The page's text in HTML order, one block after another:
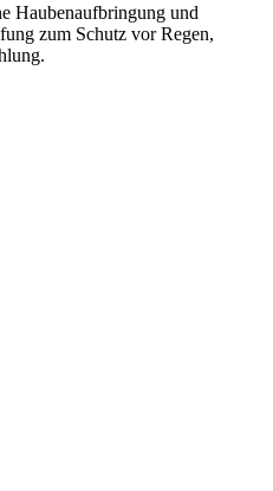
Haubenaufbringung und
zum Schutz vor Regen,